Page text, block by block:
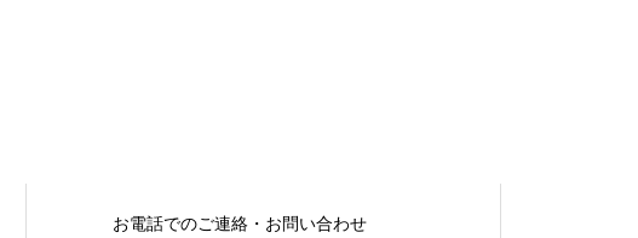
お電話でのご連絡・お問い合わせ